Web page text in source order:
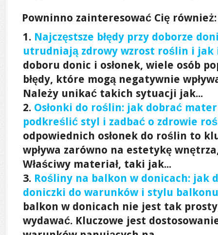
Powninno zainteresować Cię również:
Najczęstsze błędy przy doborze
utrudniają zdrowy wzrost roślin i jak
doboru donic i osłonek, wiele osób
błędy, które mogą negatywnie
Należy unikać takich sytuacji jak...
Osłonki do roślin: jak dobrać
podkreślić styl i zadbać o zdrowie
odpowiednich osłonek do roślin to
wpływa zarówno na estetykę
Właściwy materiał, taki jak...
Rośliny na balkon w donicach: jak
doniczki do warunków i stylu balkonu
balkon w donicach nie jest tak
wydawać. Kluczowe jest